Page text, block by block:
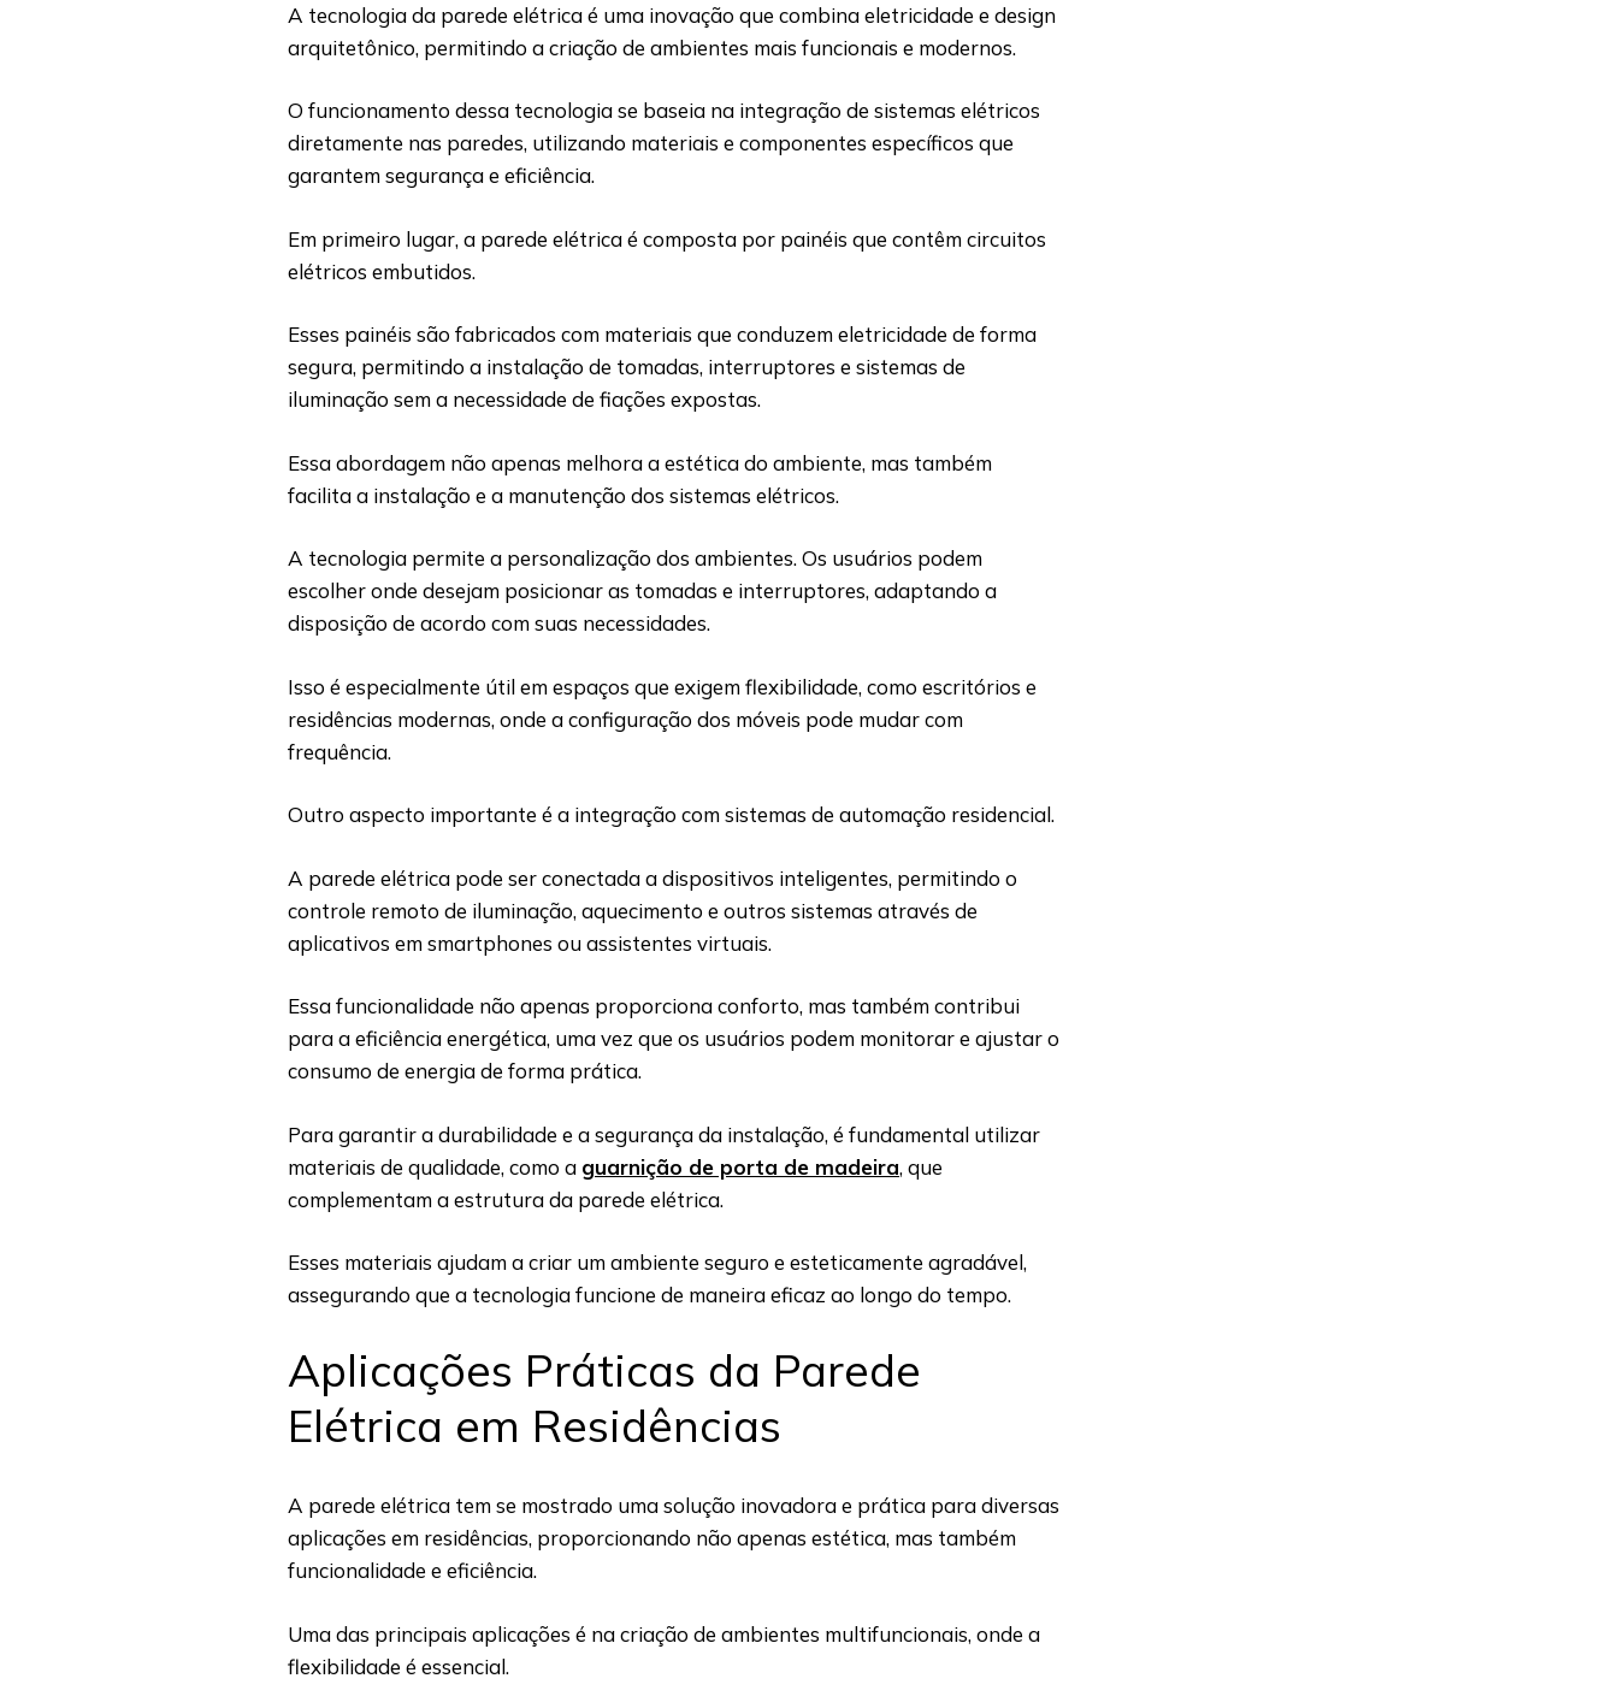
A tecnologia da parede elétrica é uma inovação que combina eletricidade e design
arquitetônico, permitindo a criação de ambientes mais funcionais e modernos.
O funcionamento dessa tecnologia se baseia na integração de sistemas elétricos
diretamente nas paredes, utilizando materiais e componentes específicos que
garantem segurança e eficiência.
Em primeiro lugar, a parede elétrica é composta por painéis que contêm circuitos
elétricos embutidos.
Esses painéis são fabricados com materiais que conduzem eletricidade de forma
segura, permitindo a instalação de tomadas, interruptores e sistemas de
iluminação sem a necessidade de fiações expostas.
Essa abordagem não apenas melhora a estética do ambiente, mas também
facilita a instalação e a manutenção dos sistemas elétricos.
A tecnologia permite a personalização dos ambientes. Os usuários podem
escolher onde desejam posicionar as tomadas e interruptores, adaptando a
disposição de acordo com suas necessidades.
Isso é especialmente útil em espaços que exigem flexibilidade, como escritórios e
residências modernas, onde a configuração dos móveis pode mudar com
frequência.
Outro aspecto importante é a integração com sistemas de automação residencial.
A parede elétrica pode ser conectada a dispositivos inteligentes, permitindo o
controle remoto de iluminação, aquecimento e outros sistemas através de
aplicativos em smartphones ou assistentes virtuais.
Essa funcionalidade não apenas proporciona conforto, mas também contribui
para a eficiência energética, uma vez que os usuários podem monitorar e ajustar o
consumo de energia de forma prática.
Para garantir a durabilidade e a segurança da instalação, é fundamental utilizar
materiais de qualidade, como a guarnição de porta de madeira, que
complementam a estrutura da parede elétrica.
Esses materiais ajudam a criar um ambiente seguro e esteticamente agradável,
assegurando que a tecnologia funcione de maneira eficaz ao longo do tempo.
Aplicações Práticas da Parede
Elétrica em Residências
A parede elétrica tem se mostrado uma solução inovadora e prática para diversas
aplicações em residências, proporcionando não apenas estética, mas também
funcionalidade e eficiência.
Uma das principais aplicações é na criação de ambientes multifuncionais, onde a
flexibilidade é essencial.